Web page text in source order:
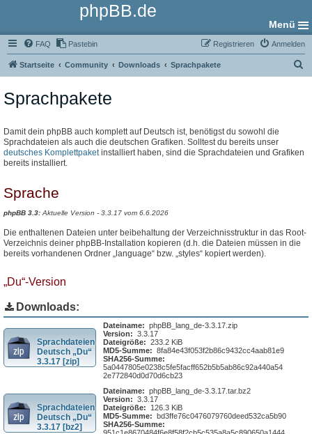
phpBB.de
Menü
FAQ Pastebin Anmelden
Registrieren
Startseite Community Downloads Sprachpakete
Sprachpakete
Damit dein phpBB auch komplett auf Deutsch ist, benötigst du sowohl die
Sprachdateien als auch die deutschen Grafiken. Solltest du bereits unser
deutsches Komplettpaketinstalliert haben, sind die Sprachdateien und Grafiken
bereits installiert.
Sprache
phpBB 3.3:Aktuelle Version - 3.3.17 vom 6.6.2026
Die enthaltenen Dateien unter beibehaltung der Verzeichnisstruktur in das Root-
Verzeichnis deiner phpBB-Installation kopieren (d.h. die Dateien müssen in die
bereits vorhandenen Ordner „language“ bzw. „styles“ kopiert werden).
„Du“-Version
Downloads:
Sprachdateien
Deutsch „Du“
3.3.17 [zip]
Dateiname: phpBB_lang_de-3.3.17.zip
Version: 3.3.17
Dateigröße: 233.2 KiB
MD5-Summe: 8fa84e43f053f2b86c9432cc4aab81e9
SHA256-Summe:
5a0447805e0238c5fe5facff652b5b5ab86c92a440a54
2e772840d0d70d6cb23
Sprachdateien
Deutsch „Du“
3.3.17 [bz2]
Dateiname: phpBB_lang_de-3.3.17.tar.bz2
Version: 3.3.17
Dateigröße:
126.3 KiB
MD5-Summe: bd3ffe76c0476079760deed532ca5b90
SHA256-Summe:
951c1e8670484f6e8f58f2cb5c535a8a5c890650a1444